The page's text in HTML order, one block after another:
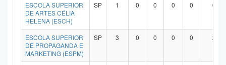
ESCOLA SUPERIOR
DE ARTES CÉLIA
HELENA (ESCH)
SP 1 0 0 0 0 0
ESCOLA SUPERIOR
DE PROPAGANDA E
MARKETING (ESPM)
SP 3 0 0 0 0 2